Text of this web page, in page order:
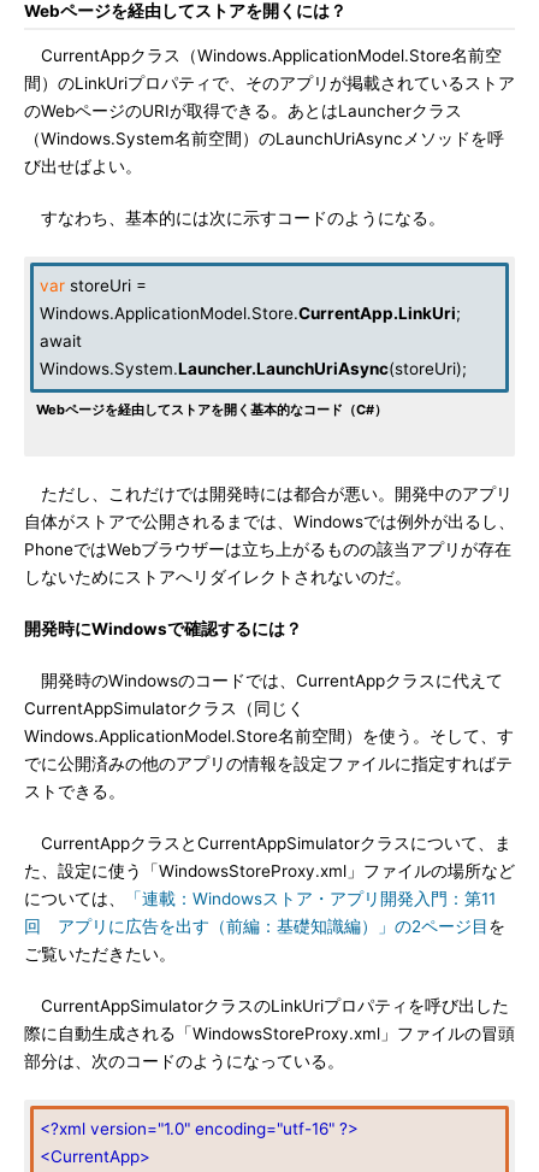
Webページを経由してストアを開くには？
CurrentAppクラス（Windows.ApplicationModel.Store名前空
間）のLinkUriプロパティで、そのアプリが掲載されているストア
のWebページのURIが取得できる。あとはLauncherクラス
（Windows.System名前空間）のLaunchUriAsyncメソッドを呼
び出せばよい。
すなわち、基本的には次に示すコードのようになる。
var storeUri =
Windows.ApplicationModel.Store.CurrentApp.LinkUri;
await
Windows.System.Launcher.LaunchUriAsync(storeUri);
Webページを経由してストアを開く基本的なコード（C#）
ただし、これだけでは開発時には都合が悪い。開発中のアプリ
自体がストアで公開されるまでは、Windowsでは例外が出るし、
PhoneではWebブラウザーは立ち上がるものの該当アプリが存在
しないためにストアへリダイレクトされないのだ。
開発時にWindowsで確認するには？
開発時のWindowsのコードでは、CurrentAppクラスに代えて
CurrentAppSimulatorクラス（同じく
Windows.ApplicationModel.Store名前空間）を使う。そして、す
でに公開済みの他のアプリの情報を設定ファイルに指定すればテ
ストできる。
CurrentAppクラスとCurrentAppSimulatorクラスについて、ま
た、設定に使う「WindowsStoreProxy.xml」ファイルの場所など
については、
「連載：Windowsストア・アプリ開発入門：第11
回 アプリに広告を出す（前編：基礎知識編）」の2ページ目 を
ご覧いただきたい。
CurrentAppSimulatorクラスのLinkUriプロパティを呼び出した
際に自動生成される「WindowsStoreProxy.xml」ファイルの冒頭
部分は、次のコードのようになっている。
<?xml version="1.0" encoding="utf-16" ?>
<CurrentApp>